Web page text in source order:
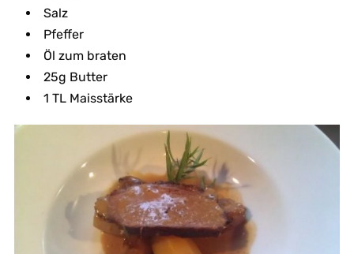
Salz
Pfeffer
Öl zum braten
25g Butter
1 TL Maisstärke